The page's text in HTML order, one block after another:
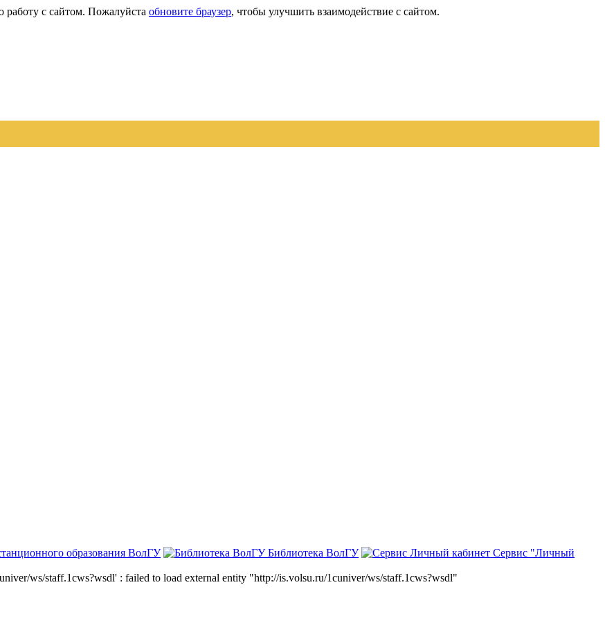
работу с сайтом. Пожалуйста обновите браузер, чтобы улучшить взаимодействие с сайтом.
образования ВолГУ Библиотека ВолГУ
Сервис "Личный
ws/staff.1cws?wsdl' : failed to load external entity "http://is.volsu.ru/1cuniver/ws/staff.1cws?wsdl"